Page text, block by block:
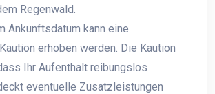
Regenwald.
Ankunftsdatum kann eine
erhoben werden. Die Kaution
Ihr Aufenthalt reibungslos
eventuelle Zusatzleistungen